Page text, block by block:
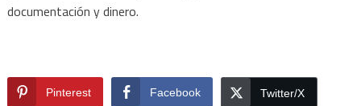
documentación y dinero.
Pinterest Facebook Twitter/X